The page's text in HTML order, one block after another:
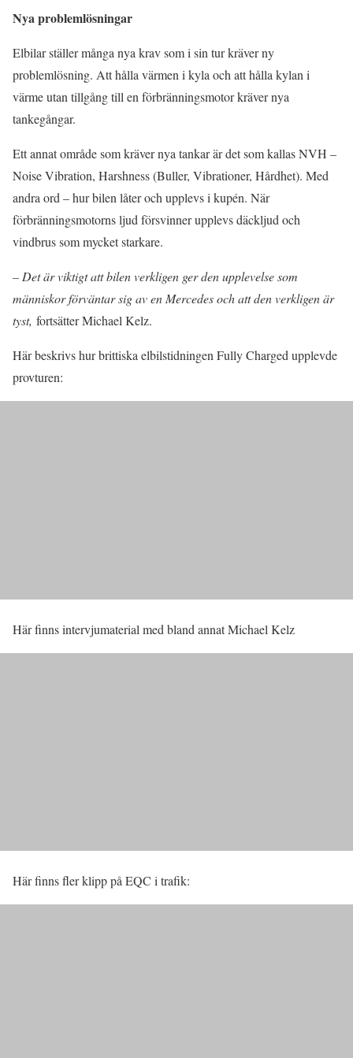
Nya problemlösningar
Elbilar ställer många nya krav som i sin tur kräver ny
problemlösning. Att hålla värmen i kyla och att hålla kylan i
värme utan tillgång till en förbränningsmotor kräver nya
tankegångar.
Ett annat område som kräver nya tankar är det som kallas NVH –
Noise Vibration, Harshness (Buller, Vibrationer, Hårdhet). Med
andra ord – hur bilen låter och upplevs i kupén. När
förbränningsmotorns ljud försvinner upplevs däckljud och
vindbrus som mycket starkare.
– Det är viktigt att bilen verkligen ger den upplevelse som
människor förväntar sig av en Mercedes och att den verkligen är
tyst, fortsätter Michael Kelz.
Här beskrivs hur brittiska elbilstidningen Fully Charged upplevde
provturen:
Här finns intervjumaterial med bland annat Michael Kelz
Här finns fler klipp på EQC i trafik: